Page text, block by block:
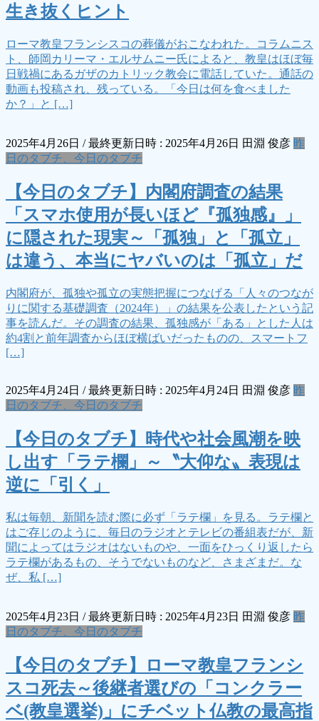
生き抜くヒント
ローマ教皇フランシスコの葬儀がおこなわれた。コラムニス
ト、師岡カリーマ・エルサムニー氏によると、教皇はほぼ毎
日戦禍にあるガザのカトリック教会に電話していた。通話の
動画も投稿され、残っている。「今日は何を食べました
か？」と […]
2025年4月26日 / 最終更新日時 : 2025年4月26日 田淵 俊彦 昨
日のタブチ、今日のタブチ
【今日のタブチ】内閣府調査の結果
「スマホ使用が長いほど『孤独感』」
に隠された現実～「孤独」と「孤立」
は違う、本当にヤバいのは「孤立」だ
内閣府が、孤独や孤立の実態把握につなげる「人々のつなが
りに関する基礎調査（2024年）」の結果を公表したという記
事を読んだ。その調査の結果、孤独感が「ある」とした人は
約4割と前年調査からほぼ横ばいだったものの、スマートフ
[…]
2025年4月24日 / 最終更新日時 : 2025年4月24日 田淵 俊彦 昨
日のタブチ、今日のタブチ
【今日のタブチ】時代や社会風潮を映
し出す「ラテ欄」～〝大仰な〟表現は
逆に「引く」
私は毎朝、新聞を読む際に必ず「ラテ欄」を見る。ラテ欄と
はご存じのように、毎日のラジオとテレビの番組表だが、新
聞によってはラジオはないものや、一面をひっくり返したら
ラテ欄があるもの、そうでないものなど、さまざまだ。な
ぜ、私 […]
2025年4月23日 / 最終更新日時 : 2025年4月23日 田淵 俊彦 昨
日のタブチ、今日のタブチ
【今日のタブチ】ローマ教皇フランシ
スコ死去～後継者選びの「コンクラー
ベ(教皇選挙)」にチベット仏教の最高指